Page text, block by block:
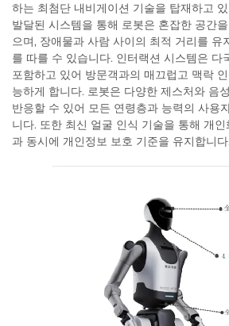
하는 최첨단 내비게이션 기술을 탑재하고
발달된 시스템을 통해 로봇은 혼잡한 공간
으며, 장애물과 사람 사이의 최적 거리를 유
를 따를 수 있습니다. 인터랙션 시스템은 다
포함하고 있어 방문객과의 매끄럽고 맥락
능하게 합니다. 로봇은 다양한 제스처와 음
반응할 수 있어 모든 연령층과 능력의 사용
니다. 또한 최신 얼굴 인식 기술을 통해 개
과 동시에 개인정보 보호 기준을 유지합니다.